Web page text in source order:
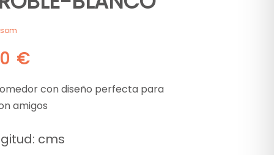
€
con diseño perfecta para
amigos
cms